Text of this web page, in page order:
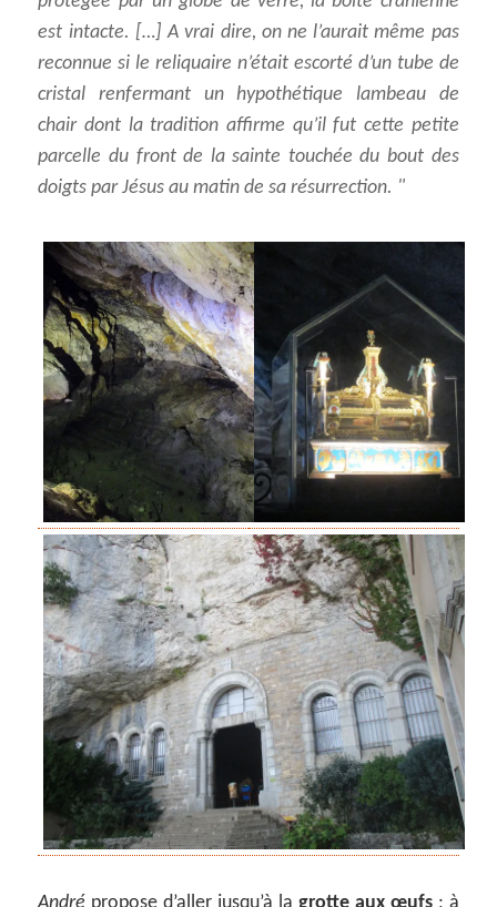
est intacte. […] A vrai dire, on ne l’aurait même pas
reconnue si le reliquaire n’était escorté d’un tube de
cristal renfermant un hypothétique lambeau de
chair dont la tradition affirme qu’il fut cette petite
parcelle du front de la sainte touchée du bout des
doigts par Jésus au matin de sa résurrection.